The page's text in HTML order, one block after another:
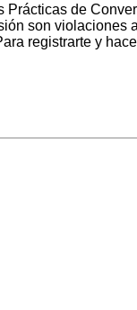
de
son
registrarte y